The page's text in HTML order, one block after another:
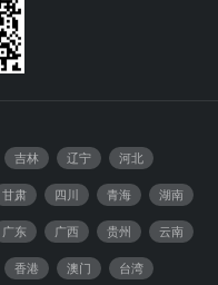
吉林 辽宁 河北
甘肃 四川 青海 湖南
广东 广西 贵州 云南
香港 澳门 台湾